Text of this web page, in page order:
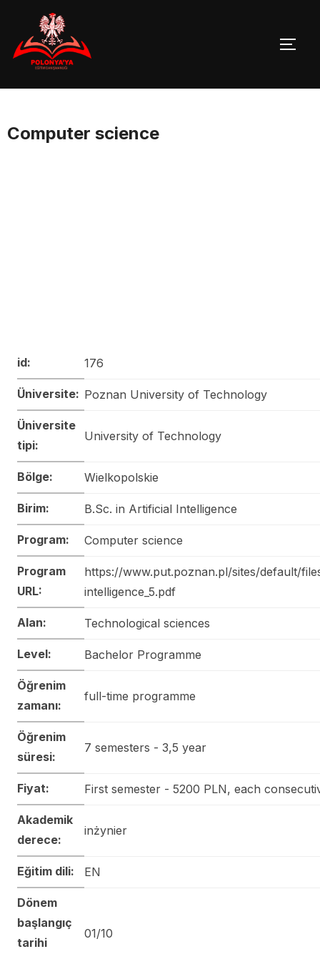
content
Computer science
id: 176
Üniversite: Poznan University of Technology
Üniversite
tipi:
University of Technology
Bölge: Wielkopolskie
Birim: B.Sc. in Artificial Intelligence
Program: Computer science
Program
URL:
https://www.put.poznan.pl/sites/default/
intelligence_5.pdf
Alan: Technological sciences
Level: Bachelor Programme
Öğrenim
zamanı:
full-time programme
Öğrenim
süresi:
7 semesters - 3,5 year
Fiyat: First semester - 5200 PLN, each
Akademik
derece:
inżynier
Eğitim dili: EN
Dönem
başlangıç
tarihi
01/10